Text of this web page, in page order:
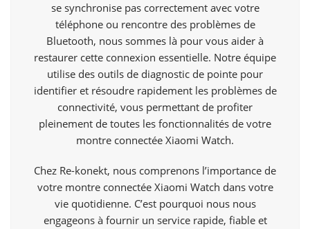
se synchronise pas correctement avec votre
téléphone ou rencontre des problèmes de
Bluetooth, nous sommes là pour vous aider à
restaurer cette connexion essentielle. Notre équipe
utilise des outils de diagnostic de pointe pour
identifier et résoudre rapidement les problèmes de
connectivité, vous permettant de profiter
pleinement de toutes les fonctionnalités de votre
montre connectée Xiaomi Watch.
Chez Re-konekt, nous comprenons l’importance de
votre montre connectée Xiaomi Watch dans votre
vie quotidienne. C’est pourquoi nous nous
engageons à fournir un service rapide, fiable et